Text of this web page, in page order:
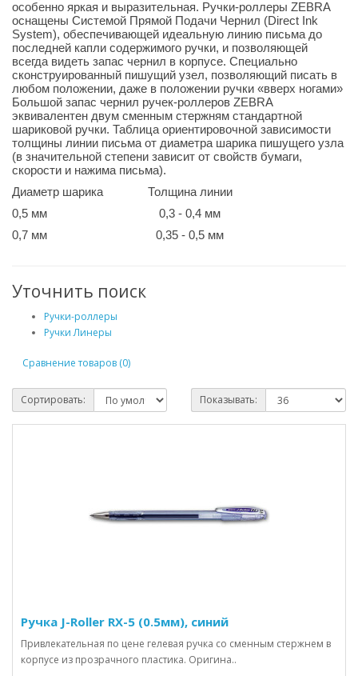
особенно яркая и выразительная. Ручки-роллеры ZEBRA
оснащены Системой Прямой Подачи Чернил (Direct Ink
System), обеспечивающей идеальную линию письма до
последней капли содержимого ручки, и позволяющей
всегда видеть запас чернил в корпусе. Специально
сконструированный пишущий узел, позволяющий писать в
любом положении, даже в положении ручки «вверх ногами»
Большой запас чернил ручек-роллеров ZEBRA
эквивалентен двум сменным стержням стандартной
шариковой ручки. Таблица ориентировочной зависимости
толщины линии письма от диаметра шарика пишущего узла
(в значительной степени зависит от свойств бумаги,
скорости и нажима письма).
Диаметр шарика Толщина линии
0,5 мм 0,3 - 0,4 мм
0,7 мм 0,35 - 0,5 мм
Уточнить поиск
Ручки-роллеры
Ручки Линеры
Сравнение товаров (0)
Сортировать: Показывать:
Ручка J-Roller RX-5 (0.5мм), синий
Привлекательная по цене гелевая ручка со сменным стержнем в
корпусе из прозрачного пластика. Оригина..